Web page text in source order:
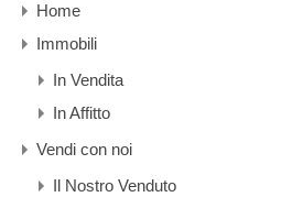
Home
Immobili
In Vendita
In Affitto
Vendi con noi
Il Nostro Venduto